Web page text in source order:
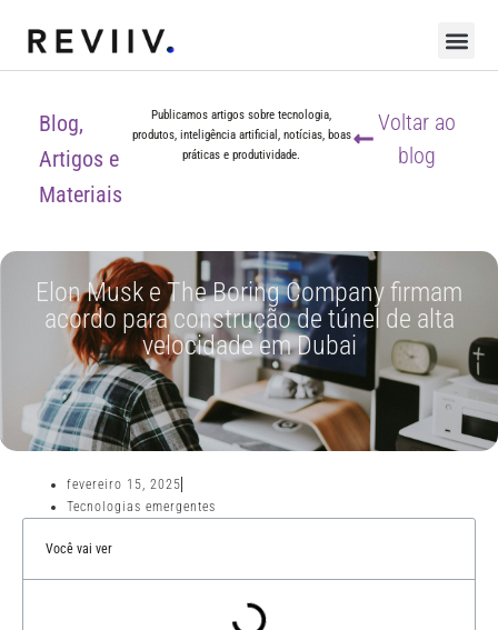
Blog,
Artigos e
Materiais
Publicamos artigos sobre tecnologia,
produtos, inteligência artificial, notícias, boas
práticas e produtividade.
Voltar ao
blog
Elon Musk e The Boring Company firmam
acordo para construção de túnel de alta
velocidade em Dubai
fevereiro 15, 2025
Tecnologias emergentes
Você vai ver